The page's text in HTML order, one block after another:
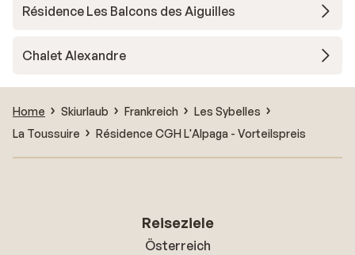
Résidence Les Balcons des Aiguilles
Chalet Alexandre
Home Skiurlaub Frankreich
Les Sybelles
La Toussuire
Résidence CGH L'Alpaga - Vorteilspreis
Reiseziele
Österreich